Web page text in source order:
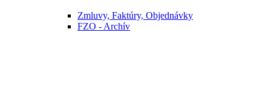
Zmluvy, Faktúry, Objednávky
FZO - Archív